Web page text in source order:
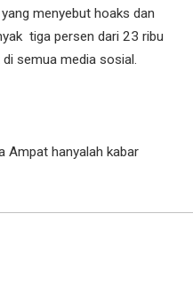
menyebut hoaks dan
tiga persen dari 23 ribu
semua media sosial.
Ampat hanyalah kabar